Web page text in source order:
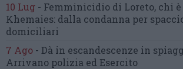
10 Lug - Femminicidio di Loreto, chi è
Khemaies: dalla condanna per
domiciliari
7 Ago - Dà in escandescenze in
Arrivano polizia ed Esercito